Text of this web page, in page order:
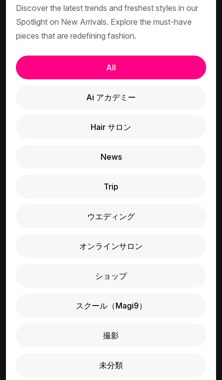
Discover the latest trends and freshest styles in our
Spotlight on New Arrivals. Explore the must-have
pieces that are redefining fashion.
All
Ai アカデミー
Hair サロン
News
Trip
ウエディング
オンラインサロン
ショップ
スクール（Magi9）
撮影
未分類